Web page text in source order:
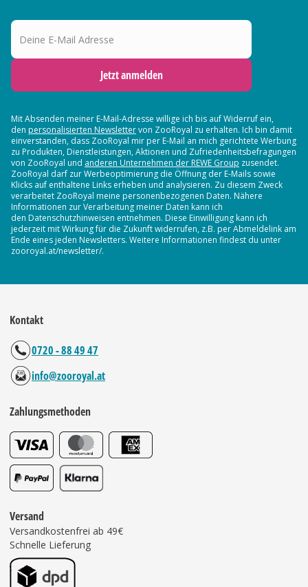
Deine E-Mail Adresse
Jetzt anmelden
Mit Absenden meiner E-Mail-Adresse willige ich bis auf Widerruf ein,
den personalisierten Newslettervon ZooRoyal zu erhalten. Ich bin damit
einverstanden, dass ZooRoyal mir per E-Mail an mich gerichtete Werbung
zu Produkten, Dienstleistungen, Aktionen und Zufriedenheitsbefragungen
von ZooRoyal und anderen Unternehmen der REWE Group zusendet.
ZooRoyal darf zur Werbeoptimierung die Öffnung der E-Mails sowie
Klicks auf enthaltene Links erheben und analysieren. Zu diesem Zweck
verarbeitet ZooRoyal meine personenbezogenen Daten. Nähere
Informationen zur Verarbeitung meiner Daten kann ich
den Datenschutzhinweisen entnehmen. Diese Einwilligung kann ich
jederzeit mit Wirkung für die Zukunft widerrufen, z.B. per Abmeldelink am
Ende eines jeden Newsletters. Weitere Informationen findest du unter
zooroyal.at/newsletter/.
Kontakt
0720 - 88 49 47
info@zooroyal.at
Zahlungsmethoden
Versand
Versandkostenfrei ab 49€
Schnelle Lieferung